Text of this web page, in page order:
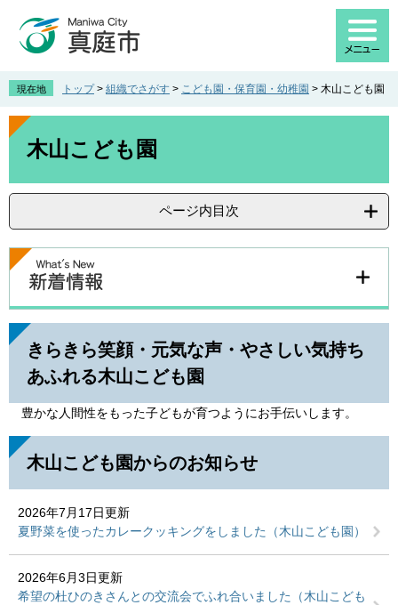
先
す
を
し
文
現在地 トップ > 組織でさがす > こども園・保育園・幼稚園 > 木山こども園
本
木山こども園
ページ内目次
きらきら笑顔・元気な声・やさしい気持ち
あふれる木山こども園
豊かな人間性をもった子どもが育つようにお手伝いします。
木山こども園からのお知らせ
2026年7月17日更新
夏野菜を使ったカレークッキングをしました（木山こども園）
2026年6月3日更新
希望の杜ひのきさんとの交流会でふれ合いました（木山こども